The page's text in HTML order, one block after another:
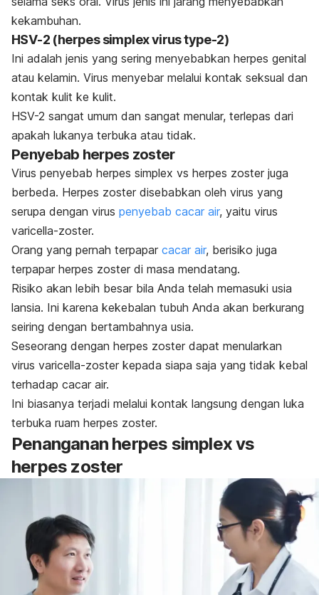
kekambuhan.
HSV-2 (herpes simplex virus type-2)
Ini adalah jenis yang sering menyebabkan herpes genital
atau kelamin. Virus menyebar melalui kontak seksual dan
kontak kulit ke kulit.
HSV-2 sangat umum dan sangat menular, terlepas dari
apakah lukanya terbuka atau tidak.
Penyebab herpes zoster
Virus penyebab herpes simplex vs herpes zoster juga
berbeda. Herpes zoster disebabkan oleh virus yang
serupa dengan virus penyebab cacar air, yaitu virus
varicella-zoster.
Orang yang pernah terpapar cacar air, berisiko juga
terpapar herpes zoster di masa mendatang.
Risiko akan lebih besar bila Anda telah memasuki usia
lansia. Ini karena kekebalan tubuh Anda akan berkurang
seiring dengan bertambahnya usia.
Seseorang dengan herpes zoster dapat menularkan
virus varicella-zoster kepada siapa saja yang tidak kebal
terhadap cacar air.
Ini biasanya terjadi melalui kontak langsung dengan luka
terbuka ruam herpes zoster.
Penanganan herpes simplex vs
herpes zoster